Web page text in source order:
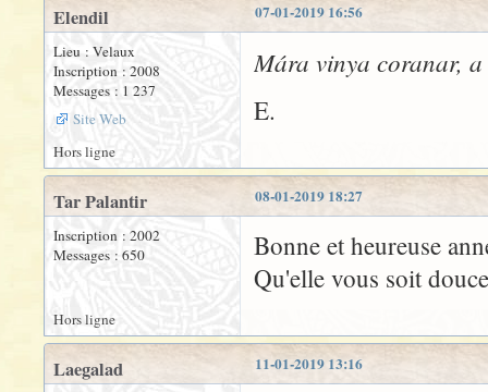
07-01-2019 16:56
Elendil
Lieu : Velaux
Inscription : 2008
Messages : 1 237
Site Web
Mára vinya coranar,
E.
Hors ligne
08-01-2019 18:27
Tar Palantir
Inscription : 2002
Messages : 650
Bonne et heureuse
Qu'elle vous soit
Hors ligne
11-01-2019 13:16
Laegalad